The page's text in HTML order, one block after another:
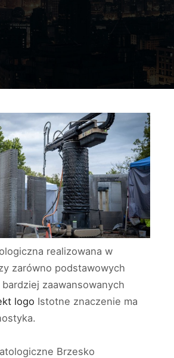
realizowana w
zarówno podstawowych
zaawansowanych
logo Istotne znaczenie ma
Brzesko